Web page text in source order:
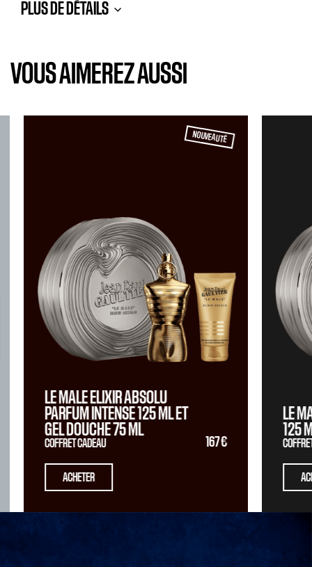
PLUS DE DÉTAILS
VOUS AIMEREZ AUSSI
NOUVEAUTÉ
LE MALE ELIXIR ABSOLU
PARFUM INTENSE 125 MLET
GEL DOUCHE75 ML
COFFRET CADEAU 167 €
ACHETER
LE
125